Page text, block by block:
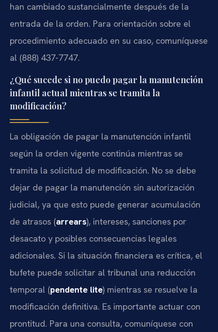
han cambiado sustancialmente después de la
entrada de la orden. Para orientación sobre el
procedimiento adecuado en su caso, comuníquese
al (888) 437-7747.
¿Qué sucede si no puedo pagar la manutención
infantil actual mientras se tramita la
modificación?
La obligación de pagar la manutención infantil
según la orden vigente continúa mientras se
tramita la solicitud de modificación. No se debe
dejar de pagar la manutención sin autorización
judicial, ya que esto puede generar acumulación
de atrasos (arrears), intereses, sanciones por
desacato y posibles consecuencias legales
adicionales. Si la situación financiera es crítica, el
bufete puede solicitar al tribunal una reducción
temporal (pendente lite) mientras se resuelve la
modificación definitiva. Es importante actuar con
prontitud. Para una consulta, comuníquese con